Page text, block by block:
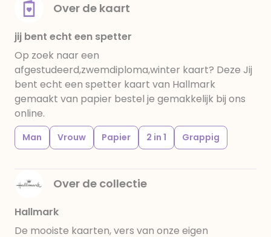
Over de kaart
jij bent echt een spetter
Op zoek naar een
afgestudeerd,zwemdiploma,winter kaart? Deze Jij
bent echt een spetter kaart van Hallmark
gemaakt van papier bestel je gemakkelijk bij ons
online.
Man Vrouw Papier 2 in 1 Grappig
Over de collectie
Hallmark
De mooiste kaarten, vers van onze eigen